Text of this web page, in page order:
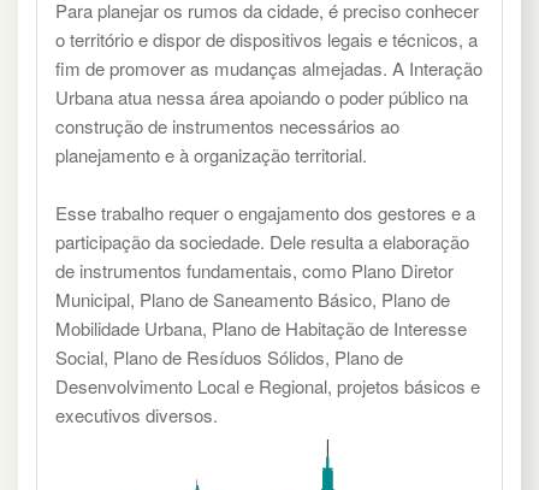
Para planejar os rumos da cidade, é preciso conhecer
o território e dispor de dispositivos legais e técnicos, a
fim de promover as mudanças almejadas. A Interação
Urbana atua nessa área apoiando o poder público na
construção de instrumentos necessários ao
planejamento e à organização territorial.
Esse trabalho requer o engajamento dos gestores e a
participação da sociedade. Dele resulta a elaboração
de instrumentos fundamentais, como Plano Diretor
Municipal, Plano de Saneamento Básico, Plano de
Mobilidade Urbana, Plano de Habitação de Interesse
Social, Plano de Resíduos Sólidos, Plano de
Desenvolvimento Local e Regional, projetos básicos e
executivos diversos.